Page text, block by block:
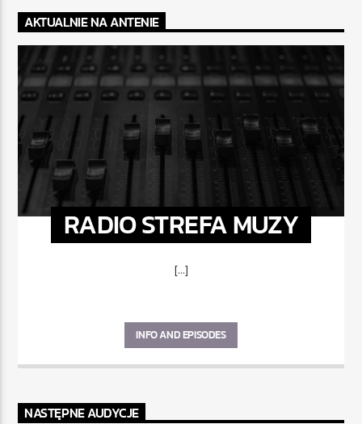
AKTUALNIE NA ANTENIE
RADIO STREFA MUZY
[...]
INFO AND EPISODES
NASTĘPNE AUDYCJE